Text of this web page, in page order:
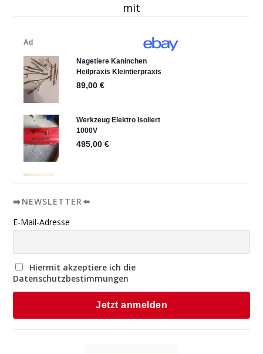
mit
➡️NEWSLETTER⬅️
E-Mail-Adresse
Hiermit akzeptiere ich die
Datenschutzbestimmungen